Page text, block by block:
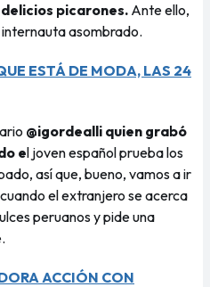
delicios picarones. Ante ello,
internauta asombrado.
ESTÁ DE MODA, LAS 24
@igordealli quien grabó
el joven español prueba los
así que, bueno, vamos a ir
el extranjero se acerca
peruanos y pide una
ACCIÓN CON